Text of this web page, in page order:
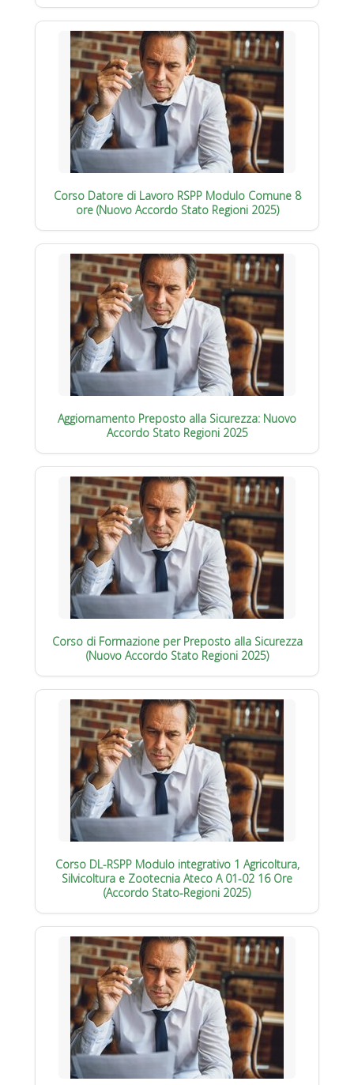
Corso Datore di Lavoro RSPP Modulo Comune 8
ore (Nuovo Accordo Stato Regioni 2025)
Aggiornamento Preposto alla Sicurezza: Nuovo
Accordo Stato Regioni 2025
Corso di Formazione per Preposto alla Sicurezza
(Nuovo Accordo Stato Regioni 2025)
Corso DL-RSPP Modulo integrativo 1 Agricoltura,
Silvicoltura e Zootecnia Ateco A 01-02 16 Ore
(Accordo Stato-Regioni 2025)